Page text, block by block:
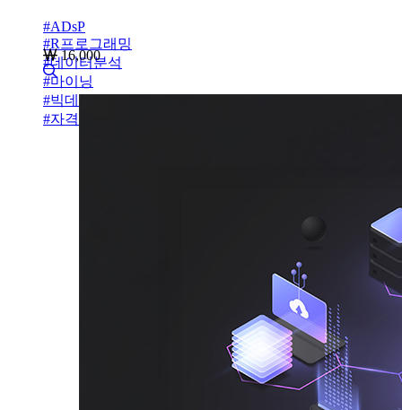
#ADsP
#R프로그래밍
#데이터분석
#마이닝
#빅데이터 분석
#자격증
16,000